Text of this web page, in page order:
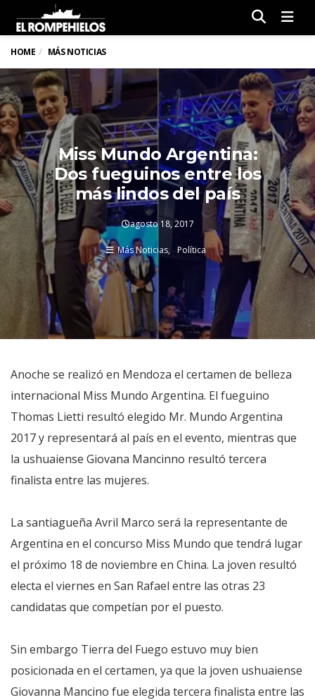
HOME MÁS NOTICIAS
Miss Mundo Argentina:
Dos fueguinos entre los
más lindos del país
agosto 18, 2017
Más Noticias Política
Anoche se realizó en Mendoza el certamen de belleza
internacional Miss Mundo Argentina. El fueguino
Thomas Lietti resultó elegido Mr. Mundo Argentina
2017 y representará al país en el evento, mientras que
la ushuaiense Giovana Mancinno resultó tercera
finalista entre las mujeres.
La santiagueña Avril Marco será la representante de
Argentina en el concurso Miss Mundo que tendrá lugar
el próximo 18 de noviembre en China. La joven resultó
electa el viernes en San Rafael entre las otras 23
candidatas que competían por el puesto.
Sin embargo Tierra del Fuego estuvo muy bien
posicionada en el certamen, ya que la joven ushuaiense
Giovanna Mancino fue elegida tercera finalista entre las